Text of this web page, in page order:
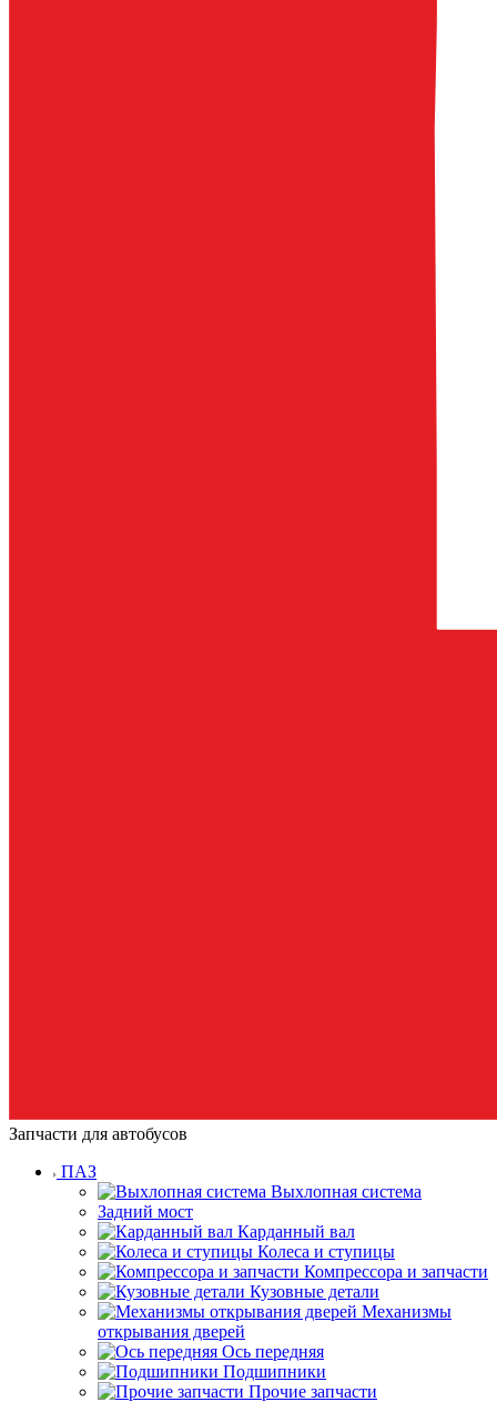
Запчасти для автобусов
ПАЗ
Выхлопная система
Задний мост
Карданный вал
Колеса и ступицы
Компрессора и запчасти
Кузовные детали
Механизмы
открывания дверей
Ось передняя
Подшипники
Прочие запчасти